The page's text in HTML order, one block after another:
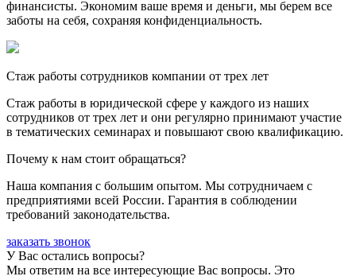
финансисты. Экономим ваше время и деньги, мы берем все
заботы на себя, сохраняя конфиденциальность.
Стаж работы сотрудников компании от трех лет
Стаж работы в юридической сфере у каждого из наших
сотрудников от трех лет и они регулярно принимают участие
в тематических семинарах и повышают свою квалификацию.
Почему к нам стоит обращаться?
Наша компания с большим опытом. Мы сотрудничаем с
предприятиями всей России. Гарантия в соблюдении
требований законодательства.
заказать звонок
У Вас остались вопросы?
Мы ответим на все интересующие Вас вопросы. Это